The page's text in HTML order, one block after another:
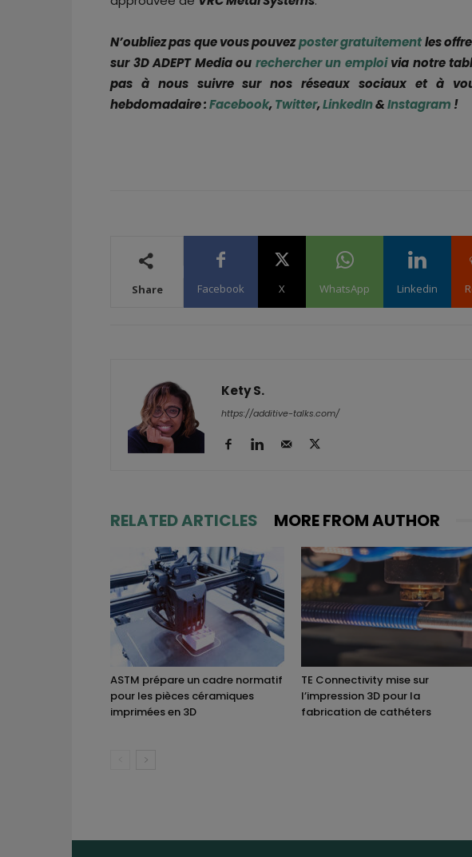
N’oubliez pas que vous pouvezposter gratuitementles
sur 3D ADEPT Media ou rechercher un emploivia notre
pas à nous suivre sur nos réseaux sociaux et à
hebdomadaire :Facebook,Twitter,LinkedIn&Instagram !
Share Facebook X WhatsApp Linkedin
Kety S.
https://additive-talks.com/
RELATED ARTICLES MORE FROM AUTHOR
ASTM prépare un cadre normatif
pour les pièces céramiques
imprimées en 3D
TE Connectivity mise sur
l’impression 3D pour la
fabrication de cathéters